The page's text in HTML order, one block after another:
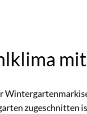
zugeschnitten